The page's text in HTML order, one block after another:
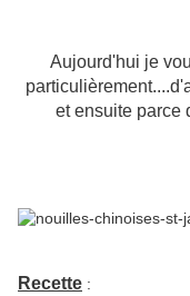
Aujourd'hui je
et ensuite parce
Recette :